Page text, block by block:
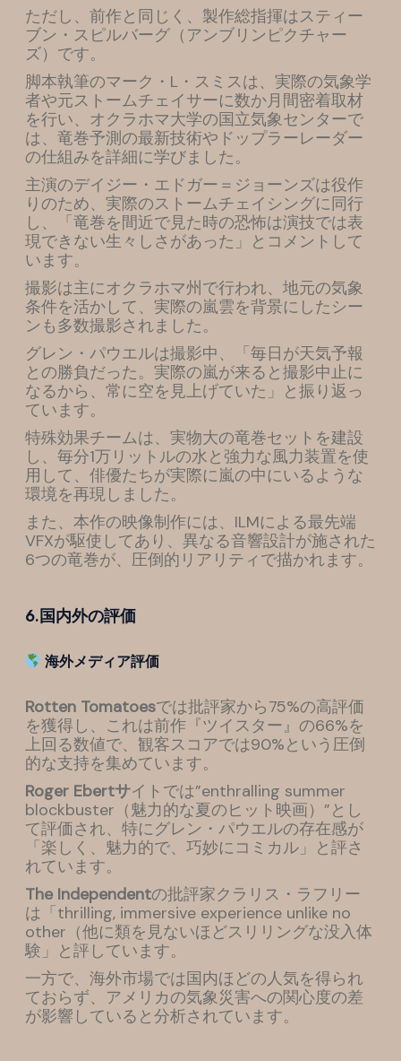
ただし、前作と同じく、製作総指揮はスティー
ブン・スピルバーグ（アンブリンピクチャー
ズ）です。
脚本執筆のマーク・L・スミスは、実際の気象学
者や元ストームチェイサーに数か月間密着取材
を行い、オクラホマ大学の国立気象センターで
は、竜巻予測の最新技術やドップラーレーダー
の仕組みを詳細に学びました。
主演のデイジー・エドガー＝ジョーンズは役作
りのため、実際のストームチェイシングに同行
し、「竜巻を間近で見た時の恐怖は演技では表
現できない生々しさがあった」とコメントして
います。
撮影は主にオクラホマ州で行われ、地元の気象
条件を活かして、実際の嵐雲を背景にしたシー
ンも多数撮影されました。
グレン・パウエルは撮影中、「毎日が天気予報
との勝負だった。実際の嵐が来ると撮影中止に
なるから、常に空を見上げていた」と振り返っ
ています。
特殊効果チームは、実物大の竜巻セットを建設
し、毎分1万リットルの水と強力な風力装置を使
用して、俳優たちが実際に嵐の中にいるような
環境を再現しました。
また、本作の映像制作には、ILMによる最先端
VFXが駆使してあり、異なる音響設計が施された
6つの竜巻が、圧倒的リアリティで描かれます。
6.国内外の評価
海外メディア評価
Rotten Tomatoesでは批評家から75%の高評価
を獲得し、これは前作『ツイスター』の66%を
上回る数値で、観客スコアでは90%という圧倒
的な支持を集めています。
Roger Ebertサイトでは”enthralling summer
blockbuster（魅力的な夏のヒット映画）”とし
て評価され、特にグレン・パウエルの存在感が
「楽しく、魅力的で、巧妙にコミカル」と評さ
れています。
The Independentの批評家クラリス・ラフリー
は「thrilling, immersive experience unlike no
other（他に類を見ないほどスリリングな没入体
験」と評しています。
一方で、海外市場では国内ほどの人気を得られ
ておらず、アメリカの気象災害への関心度の差
が影響していると分析されています。